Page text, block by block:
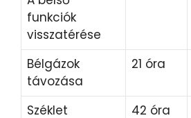
funkciók
visszatérése
Bélgázok
távozása
21 óra
Széklet
42 óra